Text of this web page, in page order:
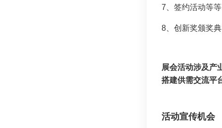
7、签约活动等等
8、创新奖颁奖
展会活动涉及产
搭建供需交
活动宣传机会